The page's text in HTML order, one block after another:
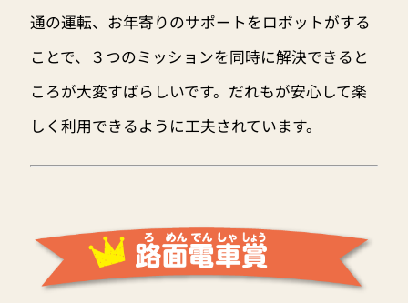
通の運転、お年寄りのサポートをロボットがする
ことで、３つのミッションを同時に解決できると
ころが大変すばらしいです。だれもが安心して楽
しく利用できるように工夫されています。